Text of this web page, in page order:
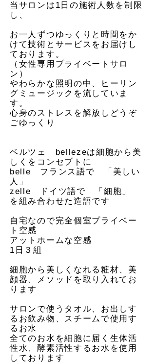
当サロンは1日の施術人数を制限
し、
お一人ずつゆっくりと時間をか
けて技術とサービスをお届けし
ております。
（女性専用プライベートサロ
ン）
やわらかな照明の中、ヒーリン
グミュージックを流していま
す。
心身のストレスを解放しどうぞ
ごゆっくり
ベルツェ bellezeは細胞から美
しくをコンセプトに
belle フランス語で 「美しい
人」
zelle ドイツ語で 「細胞」
を組み合わせた造語です
自宅なので完全個室プライベー
ト空感
アットホームな空感
1日３組
細胞から美しくなれる粧材、美
顔器、メソッドを取り入れてお
ります
サロンで使うタオル、お出しす
るお飲み物、スチームで使用す
るお水
全てのお水を細胞に届く生体活
性水、酵素活性するお水を使用
しております